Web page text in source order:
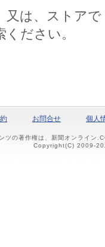
又は、ストアで
ください。
お問合せ 個人
ツの著作権は、新聞オンライン
Copyright(C) 2009-